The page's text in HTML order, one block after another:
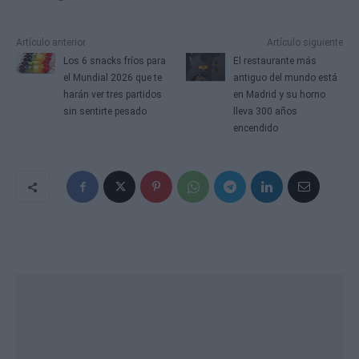
Artículo anterior
Los 6 snacks fríos para
el Mundial 2026 que te
harán ver tres partidos
sin sentirte pesado
Artículo siguiente
El restaurante más
antiguo del mundo está
en Madrid y su horno
lleva 300 años
encendido